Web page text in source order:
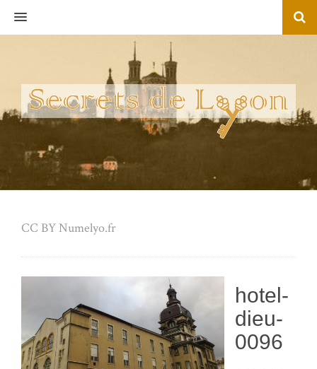
MENU
CC BY Numelyo.fr
hotel-
dieu-
0096